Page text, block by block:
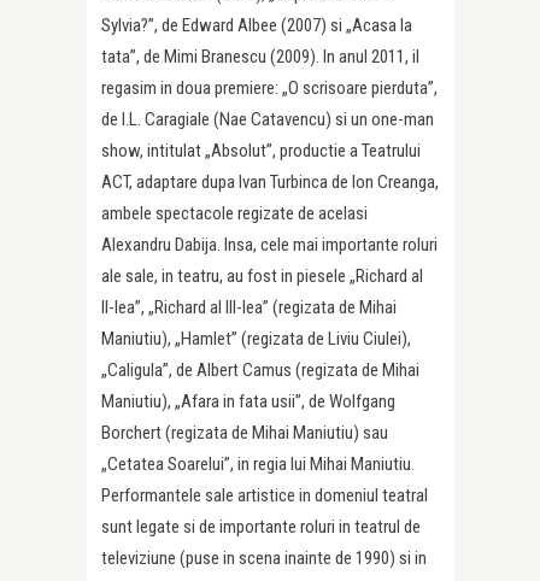
Sylvia?”, de Edward Albee (2007) si „Acasa la
tata”, de Mimi Branescu (2009). In anul 2011, il
regasim in doua premiere: „O scrisoare pierduta”,
de I.L. Caragiale (Nae Catavencu) si un one-man
show, intitulat „Absolut”, productie a Teatrului
ACT, adaptare dupa Ivan Turbinca de Ion Creanga,
ambele spectacole regizate de acelasi
Alexandru Dabija. Insa, cele mai importante roluri
ale sale, in teatru, au fost in piesele „Richard al
II-lea”, „Richard al III-lea” (regizata de Mihai
Maniutiu), „Hamlet” (regizata de Liviu Ciulei),
„Caligula”, de Albert Camus (regizata de Mihai
Maniutiu), „Afara in fata usii”, de Wolfgang
Borchert (regizata de Mihai Maniutiu) sau
„Cetatea Soarelui”, in regia lui Mihai Maniutiu.
Performantele sale artistice in domeniul teatral
sunt legate si de importante roluri in teatrul de
televiziune (puse in scena inainte de 1990) si in